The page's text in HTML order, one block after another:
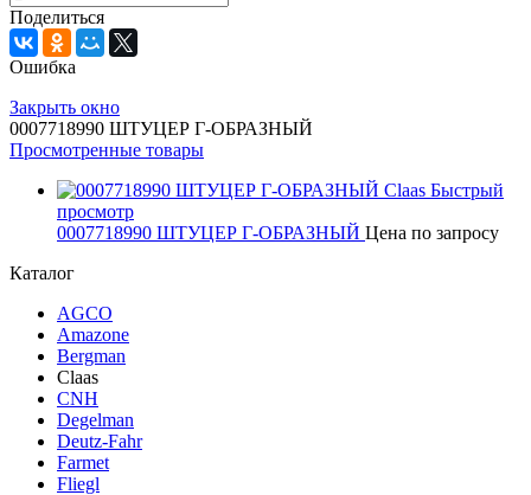
Поделиться
Ошибка
Закрыть окно
0007718990 ШТУЦЕР Г-ОБРАЗНЫЙ
Просмотренные товары
Быстрый
просмотр
0007718990 ШТУЦЕР Г-ОБРАЗНЫЙ Цена по запросу
Каталог
AGCO
Amazone
Bergman
Claas
CNH
Degelman
Deutz-Fahr
Farmet
Fliegl